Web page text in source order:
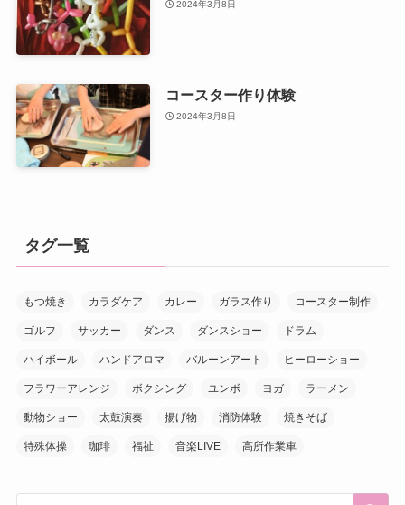
2024年3月8日
コースター作り体験
2024年3月8日
タグ一覧
もつ焼き カラダケア カレー ガラス作り コースター制作
ゴルフ サッカー ダンス ダンスショー ドラム
ハイボール ハンドアロマ バルーンアート ヒーローショー
フラワーアレンジ ボクシング ユンボ ヨガ ラーメン
動物ショー 太鼓演奏 揚げ物 消防体験 焼きそば
特殊体操 珈琲 福祉 音楽LIVE 高所作業車